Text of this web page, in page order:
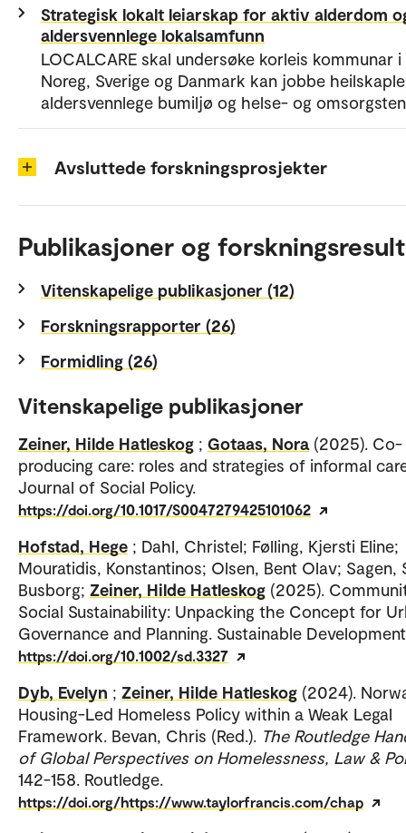
Strategisk lokalt leiarskap for aktiv alderdom
aldersvennlege lokalsamfunn
LOCALCARE skal undersøke korleis kommunar i
Noreg, Sverige og Danmark kan jobbe
aldersvennlege bumiljø og helse- og
Avsluttede forskningsprosjekter
Publikasjoner og
Vitenskapelige publikasjoner (12)
Forskningsrapporter (26)
Formidling (26)
Vitenskapelige publikasjoner
Zeiner, Hilde Hatleskog ; Gotaas, Nora (2025). Co-
producing care: roles and strategies of informal
Journal of Social Policy.
https://doi.org/10.1017/S0047279425101062
Hofstad, Hege ; Dahl, Christel; Følling, Kjersti Eline;
Mouratidis, Konstantinos; Olsen, Bent Olav; Sagen,
Busborg; Zeiner, Hilde Hatleskog (2025).
Social Sustainability: Unpacking the Concept for
Governance and Planning. Sustainable
https://doi.org/10.1002/sd.3327
Dyb, Evelyn ; Zeiner, Hilde Hatleskog (2024).
Housing-Led Homeless Policy within a Weak Legal
Framework. Bevan, Chris (Red.). The Routledge
of Global Perspectives on Homelessness, Law &
142-158. Routledge.
https://doi.org/https://www.taylorfrancis.com/chap